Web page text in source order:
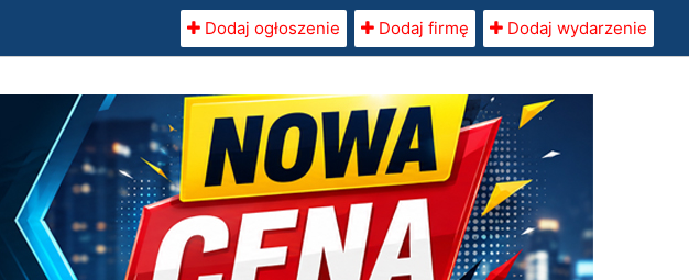
Dodaj ogłoszenie Dodaj firmę Dodaj wydarzenie